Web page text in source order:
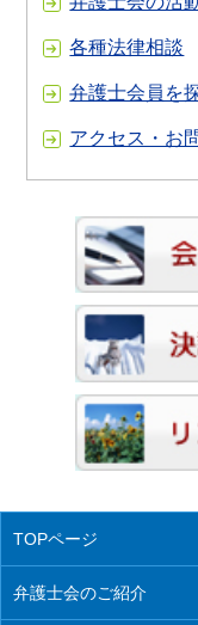
各種法律相談
弁護士会員を
アクセス・お
TOPページ
弁護士会のご紹介